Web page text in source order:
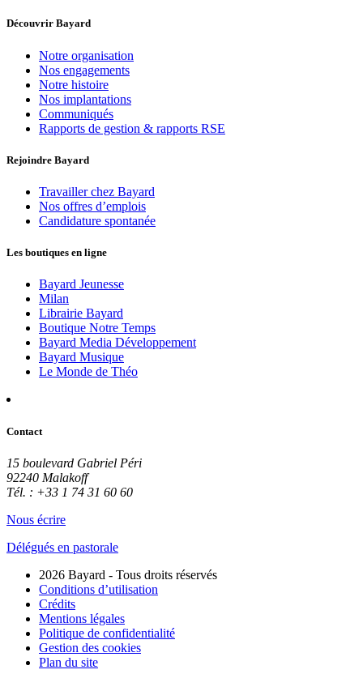
Découvrir Bayard
Notre organisation
Nos engagements
Notre histoire
Nos implantations
Communiqués
Rapports de gestion & rapports RSE
Rejoindre Bayard
Travailler chez Bayard
Nos offres d’emplois
Candidature spontanée
Les boutiques en ligne
Bayard Jeunesse
Milan
Librairie Bayard
Boutique Notre Temps
Bayard Media Développement
Bayard Musique
Le Monde de Théo
Contact
15 boulevard Gabriel Péri
92240 Malakoff
Tél. : +33 1 74 31 60 60
Nous écrire
Délégués en pastorale
2026 Bayard - Tous droits réservés
Conditions d’utilisation
Crédits
Mentions légales
Politique de confidentialité
Gestion des cookies
Plan du site